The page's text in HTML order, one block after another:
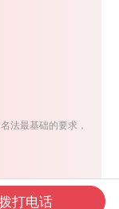
法最基础的要求，
打电话